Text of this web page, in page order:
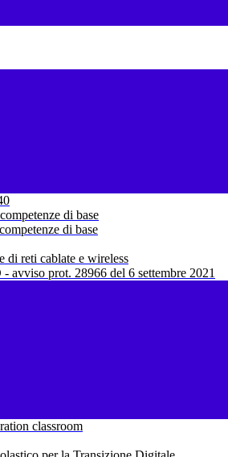
di base
di base
di reti cablate e wireless
prot. 28966 del 6 settembre 2021
classroom